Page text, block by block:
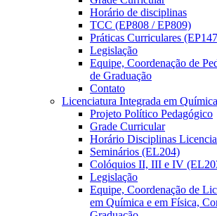
Horário de disciplinas
TCC (EP808 / EP809)
Práticas Curriculares
Legislação
Equipe, Coordenação de
de Graduação
Contato
Licenciatura Integrada em
Projeto Político Pedagógico
Grade Curricular
Horário Disciplinas
Seminários (EL204)
Colóquios II, III e IV
Legislação
Equipe, Coordenação de
em Química e em Física,